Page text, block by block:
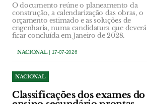
O documento reúne o planeamento da
construção, a calendarização das obras, o
orçamento estimado e as soluções de
engenharia, numa candidatura que deverá
ficar concluída em Janeiro de 2028.
NACIONAL| 17-07-2026
NACIONAL
Classificações dos exames do